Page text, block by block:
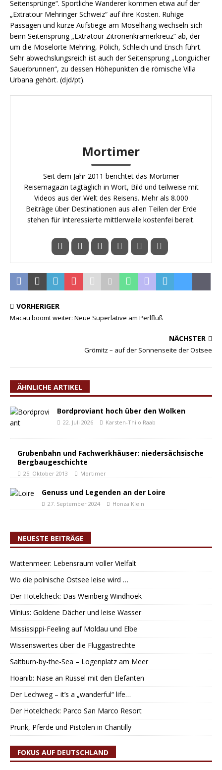
Seitensprünge“. Sportliche Wanderer kommen etwa auf der
„Extratour Mehringer Schweiz“ auf ihre Kosten. Ruhige
Passagen und kurze Aufstiege am Moselhang wechseln sich
beim Seitensprung „Extratour Zitronenkrämerkreuz“ ab, der
um die Moselorte Mehring, Pölich, Schleich und Ensch führt.
Sehr abwechslungsreich ist auch der Seitensprung „Longuicher
Sauerbrunnen“, zu dessen Höhepunkten die römische Villa
Urbana gehört. (djd/pt).
Mortimer
Seit dem Jahr 2011 berichtet das Mortimer
Reisemagazin tagtäglich in Wort, Bild und teilweise mit
Videos aus der Welt des Reisens. Mehr als 8.000
Beiträge über Destinationen aus allen Teilen der Erde
stehen für Interessierte mittlerweile kostenfei bereit.
VORHERIGER
Macau boomt weiter: Neue Superlative am Perlfluß
NÄCHSTER
Grömitz – auf der Sonnenseite der Ostsee
ÄHNLICHE ARTIKEL
Bordproviant hoch über den Wolken
22. Juli 2026 Karsten-Thilo Raab
Grubenbahn und Fachwerkhäuser: niedersächsische
Bergbaugeschichte
25. Oktober 2013 Mortimer
Genuss und Legenden an der Loire
27. September 2024 Honza Klein
NEUESTE BEITRÄGE
Wattenmeer: Lebensraum voller Vielfalt
Wo die polnische Ostsee leise wird …
Der Hotelcheck: Das Weinberg Windhoek
Vilnius: Goldene Dächer und leise Wasser
Mississippi-Feeling auf Moldau und Elbe
Wissenswertes über die Fluggastrechte
Saltburn-by-the-Sea – Logenplatz am Meer
Hoanib: Nase an Rüssel mit den Elefanten
Der Lechweg – it’s a „wanderful“ life…
Der Hotelcheck: Parco San Marco Resort
Prunk, Pferde und Pistolen in Chantilly
FOKUS AUF DEUTSCHLAND